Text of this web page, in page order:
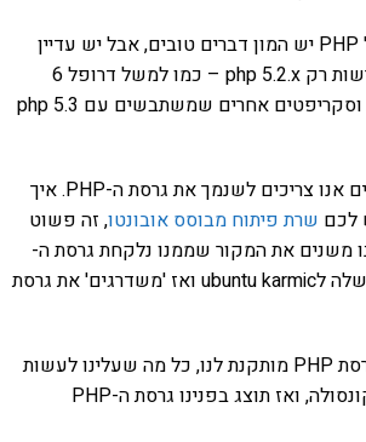
בגרסת 5.3 ומעלה של PHP יש המון דברים טובים, אבל יש עדיין
לא מעט תוכנות שדורשות רק php 5.2.x – כמו למשל דרופל 6
הפופולרית או תוכנות וסקריפטים אחרים שמשתבשים עם php 5.3
מהסיבות האלו לפעמים אנו צריכים לשנמך את גרסת ה-PHP. איך
לכם שרת פיתוח מבוסס אובונטו, זה פשוט
משנים את המקור שממנו נלקחת גרסת ה-
PHP ושאר הספריות שלה לubuntu karmic ואז 'משדרגים' את גרסת
על מנת לבדוק איזו גרסת PHP מותקנת לנו, כל מה שעלינו לעשות
זה להקליד php -v בקונסולה, ואז תוצג בפנינו גרסת ה-PHP